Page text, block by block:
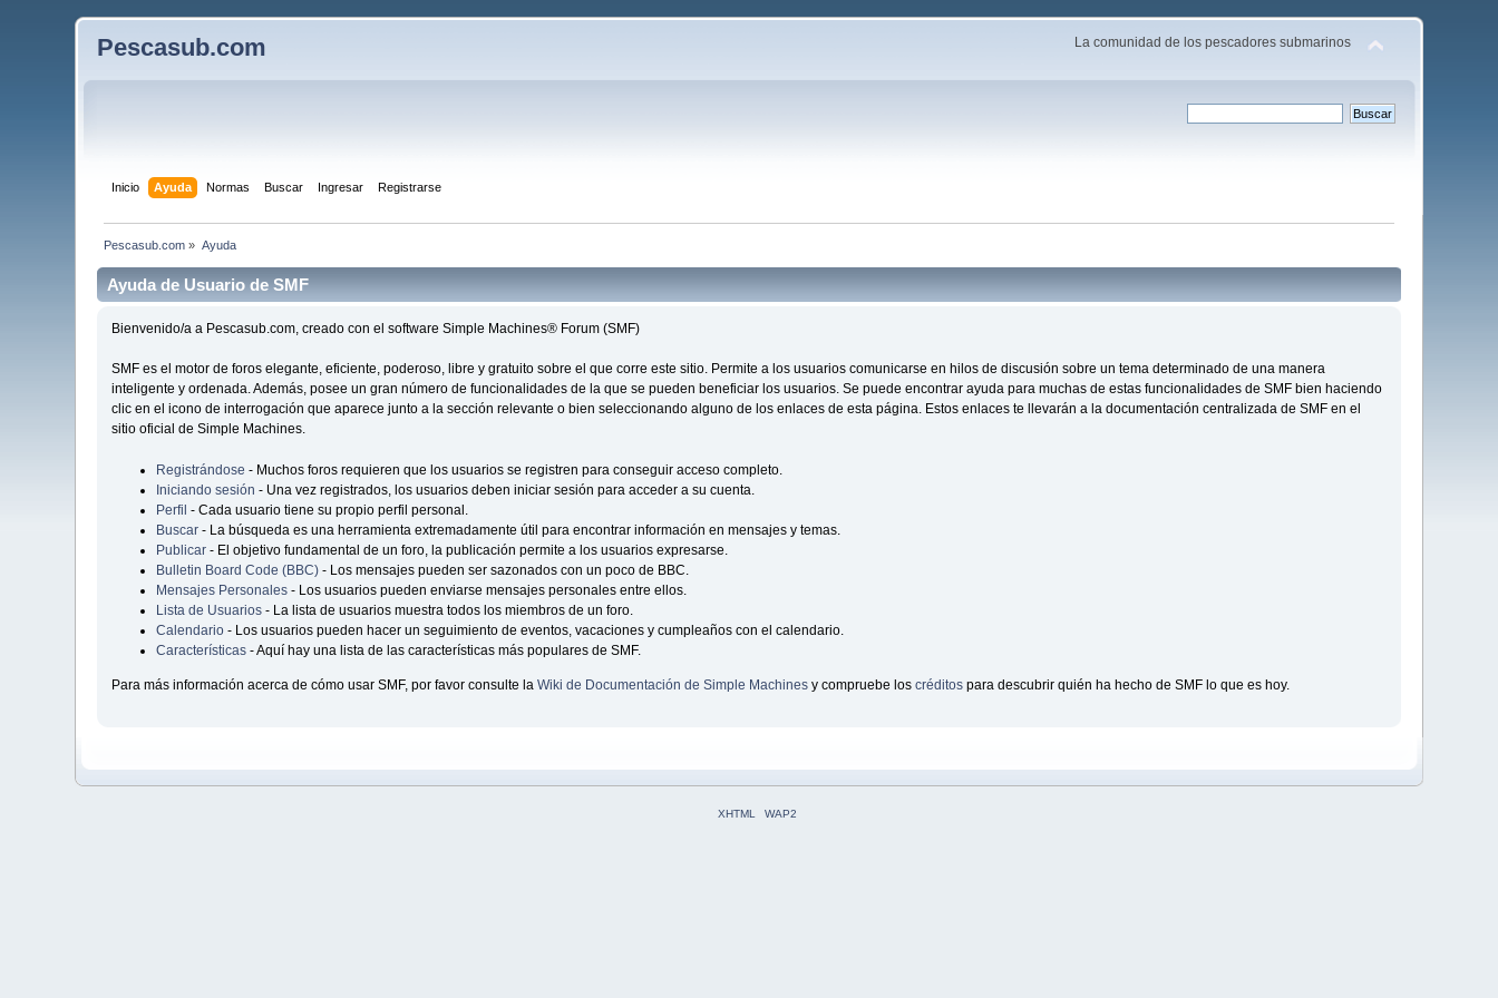
Pescasub.com La comunidad de los pescadores submarinos
Inicio Ayuda Normas Buscar Ingresar Registrarse
Pescasub.com » Ayuda
Ayuda de Usuario de SMF
Bienvenido/a a Pescasub.com, creado con el software Simple Machines® Forum (SMF)
SMF es el motor de foros elegante, eficiente, poderoso, libre y gratuito sobre el que corre este sitio. Permite a los usuarios comunicarse en hilos de discusión sobre un tema determinado de una manera
inteligente y ordenada. Además, posee un gran número de funcionalidades de la que se pueden beneficiar los usuarios. Se puede encontrar ayuda para muchas de estas funcionalidades de SMF bien haciendo
clic en el icono de interrogación que aparece junto a la sección relevante o bien seleccionando alguno de los enlaces de esta página. Estos enlaces te llevarán a la documentación centralizada de SMF en el
sitio oficial de Simple Machines.
Registrándose - Muchos foros requieren que los usuarios se registren para conseguir acceso completo.
Iniciando sesión - Una vez registrados, los usuarios deben iniciar sesión para acceder a su cuenta.
Perfil - Cada usuario tiene su propio perfil personal.
Buscar- La búsqueda es una herramienta extremadamente útil para encontrar información en mensajes y temas.
Publicar- El objetivo fundamental de un foro, la publicación permite a los usuarios expresarse.
Bulletin Board Code (BBC) - Los mensajes pueden ser sazonados con un poco de BBC.
Mensajes Personales- Los usuarios pueden enviarse mensajes personales entre ellos.
Lista de Usuarios- La lista de usuarios muestra todos los miembros de un foro.
Calendario- Los usuarios pueden hacer un seguimiento de eventos, vacaciones y cumpleaños con el calendario.
Características- Aquí hay una lista de las características más populares de SMF.
Para más información acerca de cómo usar SMF, por favor consulte la Wiki de Documentación de Simple Machinesy compruebe los créditospara descubrir quién ha hecho de SMF lo que es hoy.
XHTML WAP2